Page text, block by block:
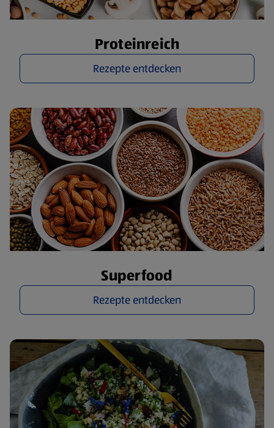
Proteinreich
Rezepte entdecken
Superfood
Rezepte entdecken